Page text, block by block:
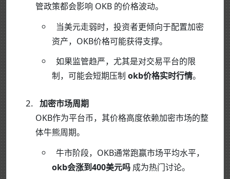
管政策都会影响 OKB 的价格波动。
当美元走弱时，投资者更倾向于配置加密
资产，OKB价格可能获得支撑。
如果监管趋严，尤其是对交易平台的限
制，可能会短期压制 okb价格实时行情。
加密市场周期
OKB作为平台币，其价格高度依赖加密市场的整
体牛熊周期。
牛市阶段，OKB通常跑赢市场平均水平，
okb会涨到400美元吗 成为热门讨论。